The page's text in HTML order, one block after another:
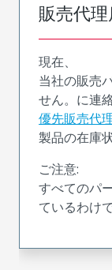
販売代
現在、
当社の販売
せん。に連
優先販売代
製品の在庫
ご注意:
すべてのパ
ているわけ